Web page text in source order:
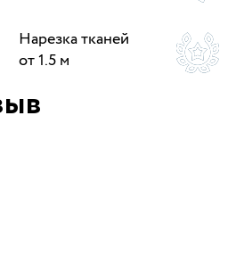
Нарезка тканей
от 1.5 м